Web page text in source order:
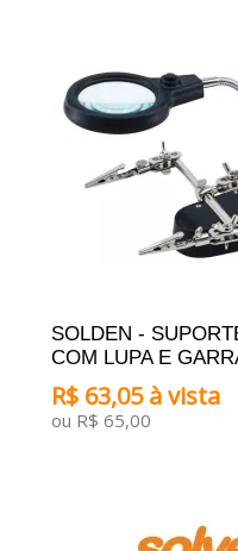
SOLDEN -
COM LUPA E
R$ 63,05 à vista
ou R$ 65,00